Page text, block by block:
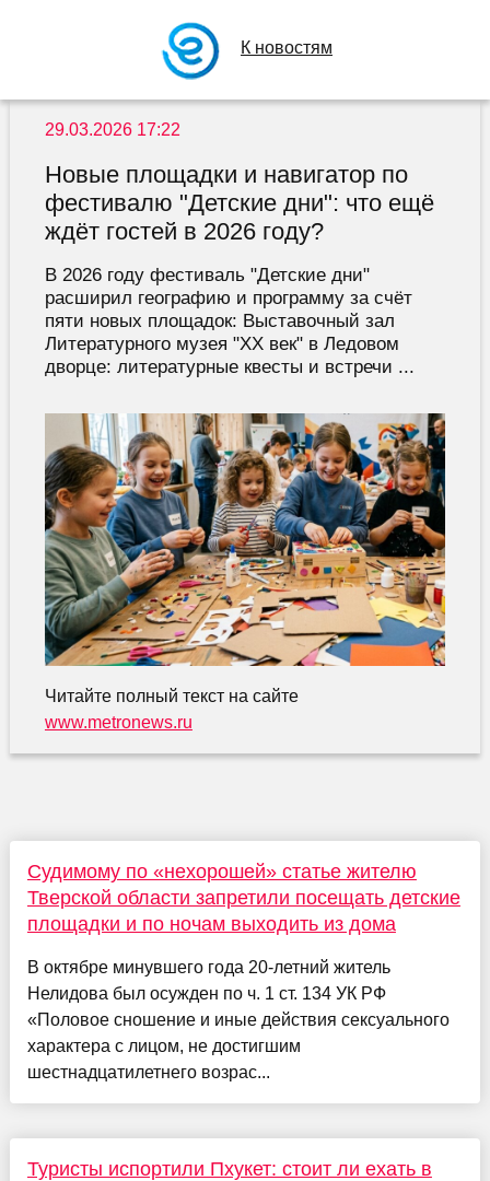
К новостям
29.03.2026 17:22
Новые площадки и навигатор по
фестивалю "Детские дни": что ещё
ждёт гостей в 2026 году?
В 2026 году фестиваль "Детские дни"
расширил географию и программу за счёт
пяти новых площадок: Выставочный зал
Литературного музея "ХХ век" в Ледовом
дворце: литературные квесты и встречи ...
Читайте полный текст на сайте
www.metronews.ru
Судимому по «нехорошей» статье жителю
Тверской области запретили посещать детские
площадки и по ночам выходить из дома
В октябре минувшего года 20-летний житель
Нелидова был осужден по ч. 1 ст. 134 УК РФ
«Половое сношение и иные действия сексуального
характера с лицом, не достигшим
шестнадцатилетнего возрас...
Туристы испортили Пхукет: стоит ли ехать в